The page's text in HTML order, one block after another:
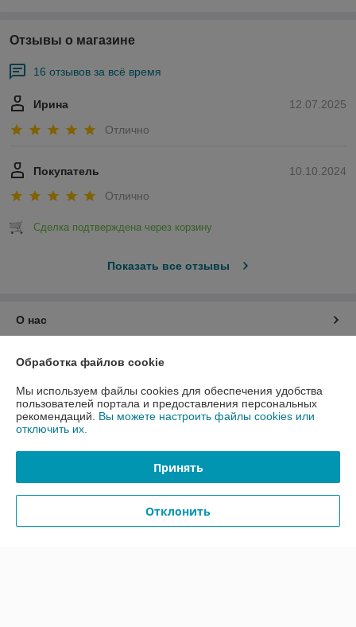
Отзывы о магазине
16 отзывов за всё время
12.07.2025
Ирина
Отлично
10.10.2024
Покупатель
Отлично
Сделка подтверждена через корзину
Показать все отзывы
О нас
Контакты
Доставка и оплата
График работы
Политика обработки cookies
Обработка файлов cookie
Мы используем файлы cookies для обеспечения удобства
пользователей портала и предоставления персональных
рекомендаций. Вы можете настроить файлы cookies или
отключить их.
Принять
Отклонить